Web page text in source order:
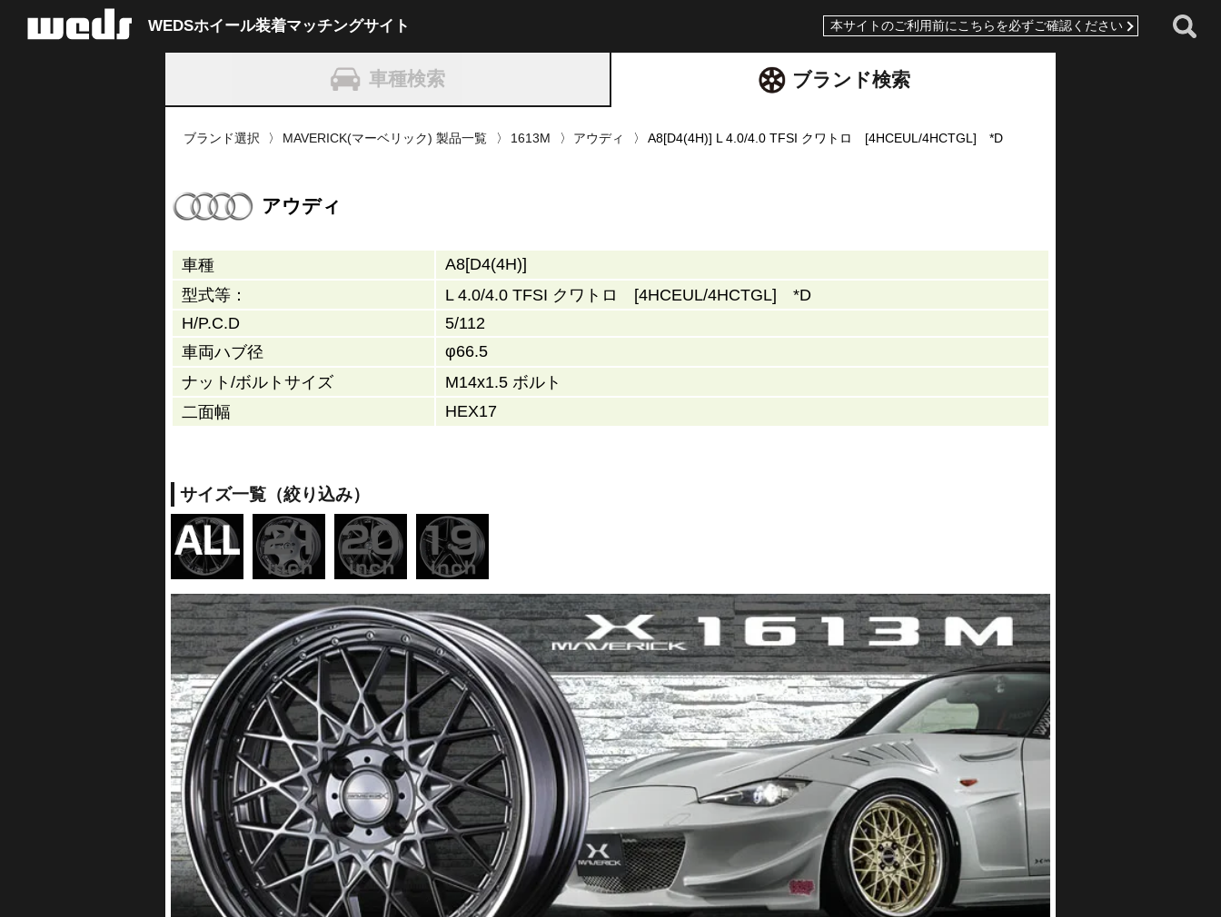
WEDSホイール装着マッチングサイト 本サイトのご利用前にこちらを必ずご確認ください
車種検索 ブランド検索
ブランド選択 MAVERICK(マーベリック) 製品一覧 1613M アウディ A8[D4(4H)] L 4.0/4.0 TFSI クワトロ [4HCEUL/4HCTGL] *D
アウディ
車種
A8[D4(4H)]
型式等：
L 4.0/4.0 TFSI クワトロ [4HCEUL/4HCTGL] *D
H/P.C.D
5/112
車両ハブ径
φ66.5
ナット/ボルトサイズ
M14x1.5 ボルト
二面幅
HEX17
サイズ一覧（絞り込み）